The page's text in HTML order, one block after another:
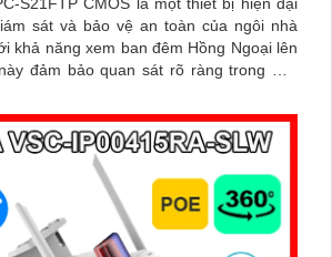
sát và bảo vệ an toàn của ngôi nhà
đảm bảo quan sát rõ ràng trong mọi